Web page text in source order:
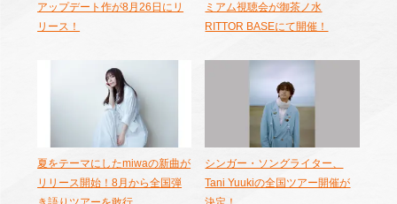
アップデート作が8月26日にリ
リース！
ミアム視聴会が御茶ノ水
RITTOR BASEにて開催！
夏をテーマにしたmiwaの新曲が
リリース開始！8月から全国弾
シンガー・ソングライター、
Tani Yuukiの全国ツアー開催が